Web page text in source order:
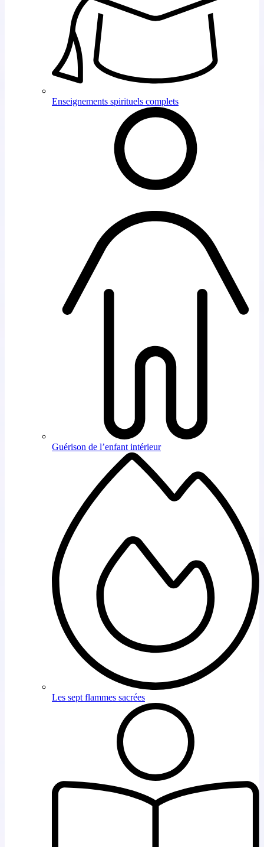
Enseignements spirituels complets
Guérison de l’enfant intérieur
Les sept flammes sacrées